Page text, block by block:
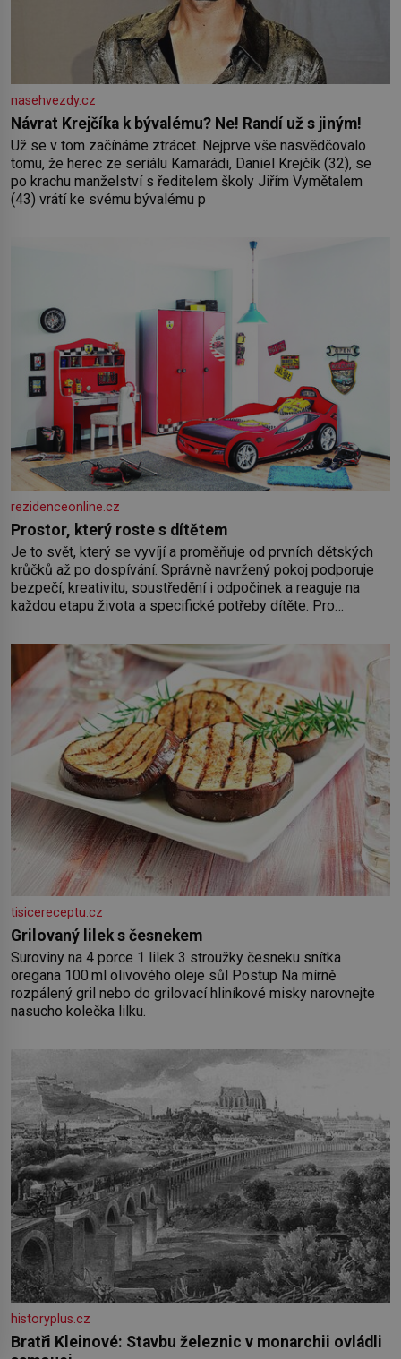
nasehvezdy.cz
Návrat Krejčíka k bývalému? Ne! Randí už s jiným!
Už se v tom začínáme ztrácet. Nejprve vše nasvědčovalo
tomu, že herec ze seriálu Kamarádi, Daniel Krejčík (32), se
po krachu manželství s ředitelem školy Jiřím Vymětalem
(43) vrátí ke svému bývalému p
rezidenceonline.cz
Prostor, který roste s dítětem
Je to svět, který se vyvíjí a proměňuje od prvních dětských
krůčků až po dospívání. Správně navržený pokoj podporuje
bezpečí, kreativitu, soustředění i odpočinek a reaguje na
každou etapu života a specifické potřeby dítěte. Pro
by pokoj miminka měl působit především klidně a útulně.
Předškolní věk je
tisicereceptu.cz
Grilovaný lilek s česnekem
Suroviny na 4 porce 1 lilek 3 stroužky česneku snítka
oregana 100 ml olivového oleje sůl Postup Na mírně
rozpálený gril nebo do grilovací hliníkové misky narovnejte
nasucho kolečka lilku.
historyplus.cz
Bratři Kleinové: Stavbu železnic v monarchii ovládli